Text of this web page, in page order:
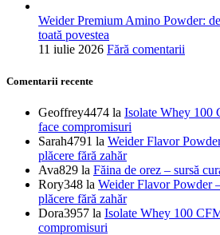
Weider Premium Amino Powder:
toată povestea
11 iulie 2026 Fără comentarii
Comentarii recente
Geoffrey4474 la Isolate Whey 100
face compromisuri
Sarah4791 la Weider Flavor
plăcere fără zahăr
Ava829 la Făina de orez – sursă
Rory348 la Weider Flavor Powder
plăcere fără zahăr
Dora3957 la Isolate Whey 100
compromisuri